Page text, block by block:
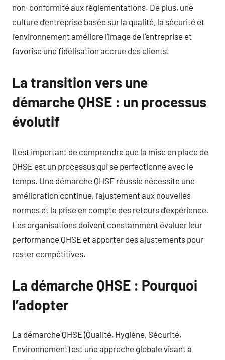
non-conformité aux réglementations. De plus, une
culture d’entreprise basée sur la qualité, la sécurité et
l’environnement améliore l’image de l’entreprise et
favorise une fidélisation accrue des clients.
La transition vers une
démarche QHSE : un processus
évolutif
Il est important de comprendre que la mise en place de
QHSE est un processus qui se perfectionne avec le
temps. Une démarche QHSE réussie nécessite une
amélioration continue, l’ajustement aux nouvelles
normes et la prise en compte des retours d’expérience.
Les organisations doivent constamment évaluer leur
performance QHSE et apporter des ajustements pour
rester compétitives.
La démarche QHSE : Pourquoi
l’adopter
La démarche QHSE (Qualité, Hygiène, Sécurité,
Environnement) est une approche globale visant à